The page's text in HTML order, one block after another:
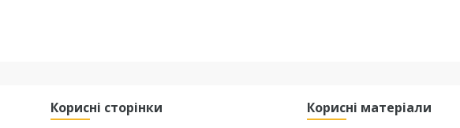
Корисні сторінки Корисні матеріали